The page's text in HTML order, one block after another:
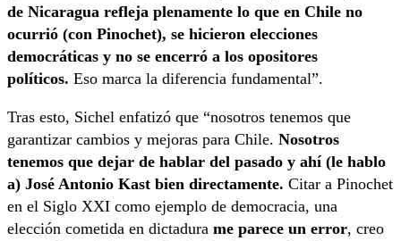
de Nicaragua refleja plenamente lo que en Chile no
ocurrió (con Pinochet), se hicieron elecciones
democráticas y no se encerró a los opositores
políticos. Eso marca la diferencia fundamental”.
Tras esto, Sichel enfatizó que “nosotros tenemos que
garantizar cambios y mejoras para Chile. Nosotros
tenemos que dejar de hablar del pasado y ahí (le hablo
a) José Antonio Kast bien directamente. Citar a Pinochet
en el Siglo XXI como ejemplo de democracia, una
elección cometida en dictadura me parece un error, creo